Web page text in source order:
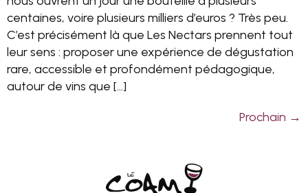
centaines, voire plusieurs milliers d’euros ? Très peu.
C’est précisément là que Les Nectars prennent tout
leur sens : proposer une expérience de dégustation
rare, accessible et profondément pédagogique,
autour de vins que […]
Prochain →